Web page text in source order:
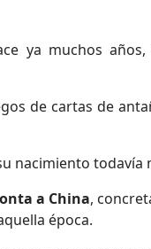
ya muchos
de cartas de
nacimiento todavía
a China,
época.